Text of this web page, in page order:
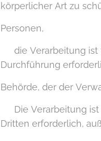
körperlicher Art zu
Personen,
▪ die Verarbeitung
Durchführung
Behörde, der der
▪ Die Verarbeitung
Dritten erforderlich,